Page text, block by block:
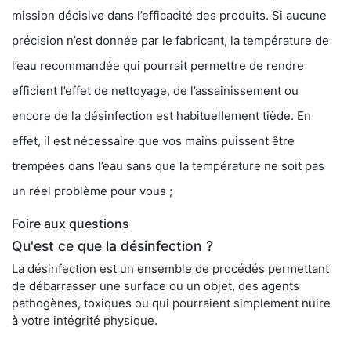
mission décisive dans l’efficacité des produits. Si aucune
précision n’est donnée par le fabricant, la température de
l’eau recommandée qui pourrait permettre de rendre
efficient l’effet de nettoyage, de l’assainissement ou
encore de la désinfection est habituellement tiède. En
effet, il est nécessaire que vos mains puissent être
trempées dans l’eau sans que la température ne soit pas
un réel problème pour vous ;
Foire aux questions
Qu'est ce que la désinfection ?
La désinfection est un ensemble de procédés permettant
de débarrasser une surface ou un objet, des agents
pathogènes, toxiques ou qui pourraient simplement nuire
à votre intégrité physique.